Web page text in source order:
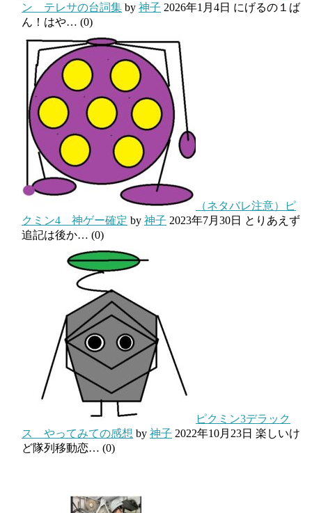
ン テレサの台詞集 by 神子 2026年1月4日 にげるの１ば
ん！はや… (0)
（ネタバレ注意）ピ
クミン4 神ゲー確定 by 神子 2023年7月30日 とりあえず
追記は後か… (0)
ピクミン3デラック
ス やってみての感想 by 神子 2022年10月23日 楽しいけ
ど隊列移動恋… (0)